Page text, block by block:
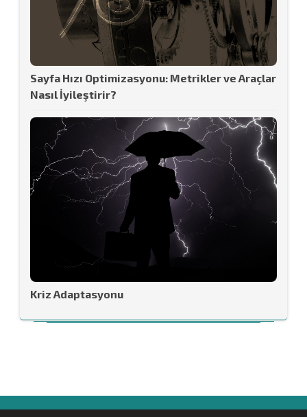
Sayfa Hızı Optimizasyonu: Metrikler ve Araçlar
Nasıl İyileştirir?
Kriz Adaptasyonu